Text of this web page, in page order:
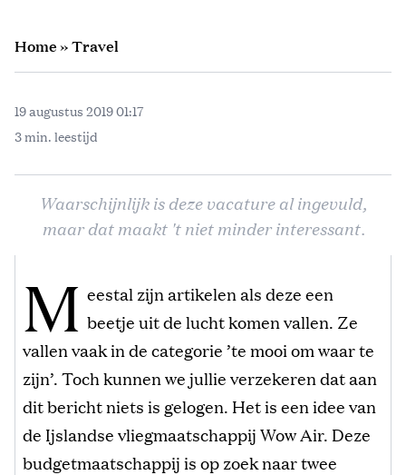
Home»Travel
19 augustus 2019 01:17
3 min. leestijd
Waarschijnlijk is deze vacature al ingevuld,
maar dat maakt 't niet minder interessant.
M eestal zijn artikelen als deze een
beetje uit de lucht komen vallen. Ze
vallen vaak in de categorie ’te mooi om waar te
zijn’. Toch kunnen we jullie verzekeren dat aan
dit bericht niets is gelogen. Het is een idee van
de Ijslandse vliegmaatschappij Wow Air. Deze
budgetmaatschappij is op zoek naar twee